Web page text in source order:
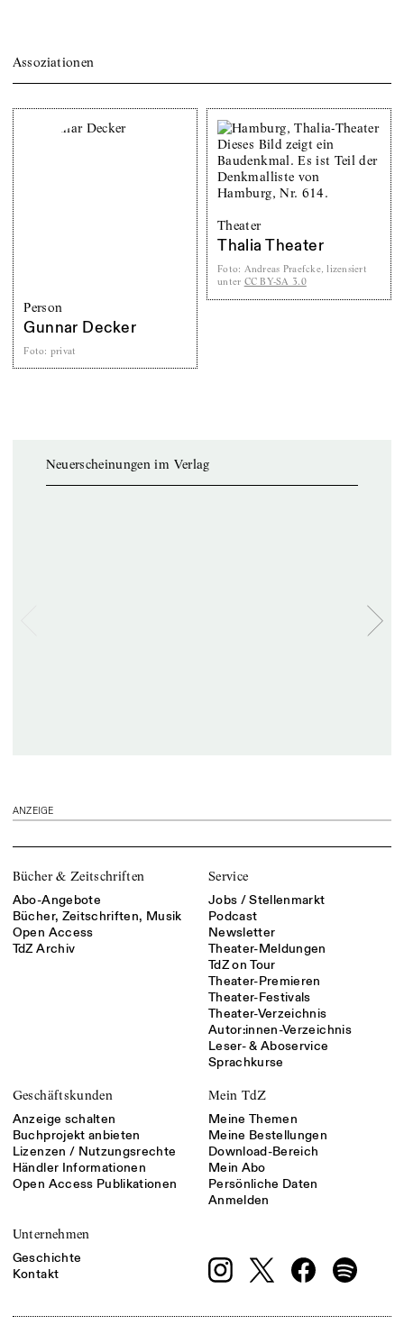
Assoziationen
Person
Gunnar Decker
Foto: privat
Theater
Thalia Theater
Foto: Andreas Praefcke, lizensiert
unter CC BY-SA 3.0
Neuerscheinungen im Verlag
ANZEIGE
Bücher & Zeitschriften
Abo-Angebote
Bücher, Zeitschriften, Musik
Open Access
TdZ Archiv
Service
Jobs / Stellenmarkt
Podcast
Newsletter
Theater-Meldungen
TdZ on Tour
Theater-Premieren
Theater-Festivals
Theater-Verzeichnis
Autor:innen-Verzeichnis
Leser- & Aboservice
Sprachkurse
Geschäftskunden
Anzeige schalten
Buchprojekt anbieten
Lizenzen / Nutzungsrechte
Händler Informationen
Open Access Publikationen
Mein TdZ
Meine Themen
Meine Bestellungen
Download-Bereich
Mein Abo
Persönliche Daten
Anmelden
Unternehmen
Geschichte
Kontakt